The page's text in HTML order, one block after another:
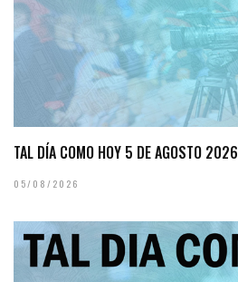
TAL DÍA COMO HOY 5 DE AGOSTO 2026
05/08/2026